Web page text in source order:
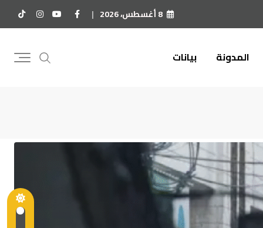
8 أغسطس، 2026
المدونة بيانات